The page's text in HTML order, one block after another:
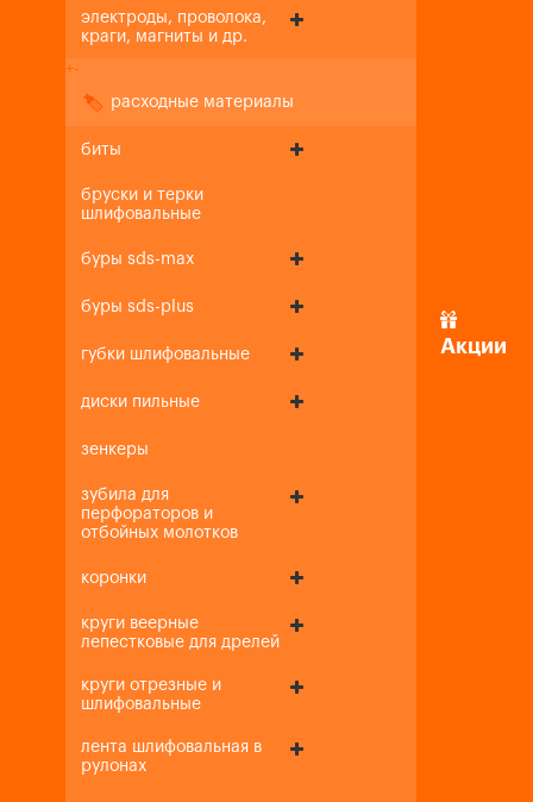
электроды, проволока,
краги, магниты и др.
+-
расходные материалы
биты
бруски и терки
шлифовальные
буры sds-max
буры sds-plus
губки шлифовальные
диски пильные
зенкеры
зубила для
перфораторов и
отбойных молотков
коронки
круги веерные
лепестковые для дрелей
круги отрезные и
шлифовальные
лента шлифовальная в
рулонах
Акции